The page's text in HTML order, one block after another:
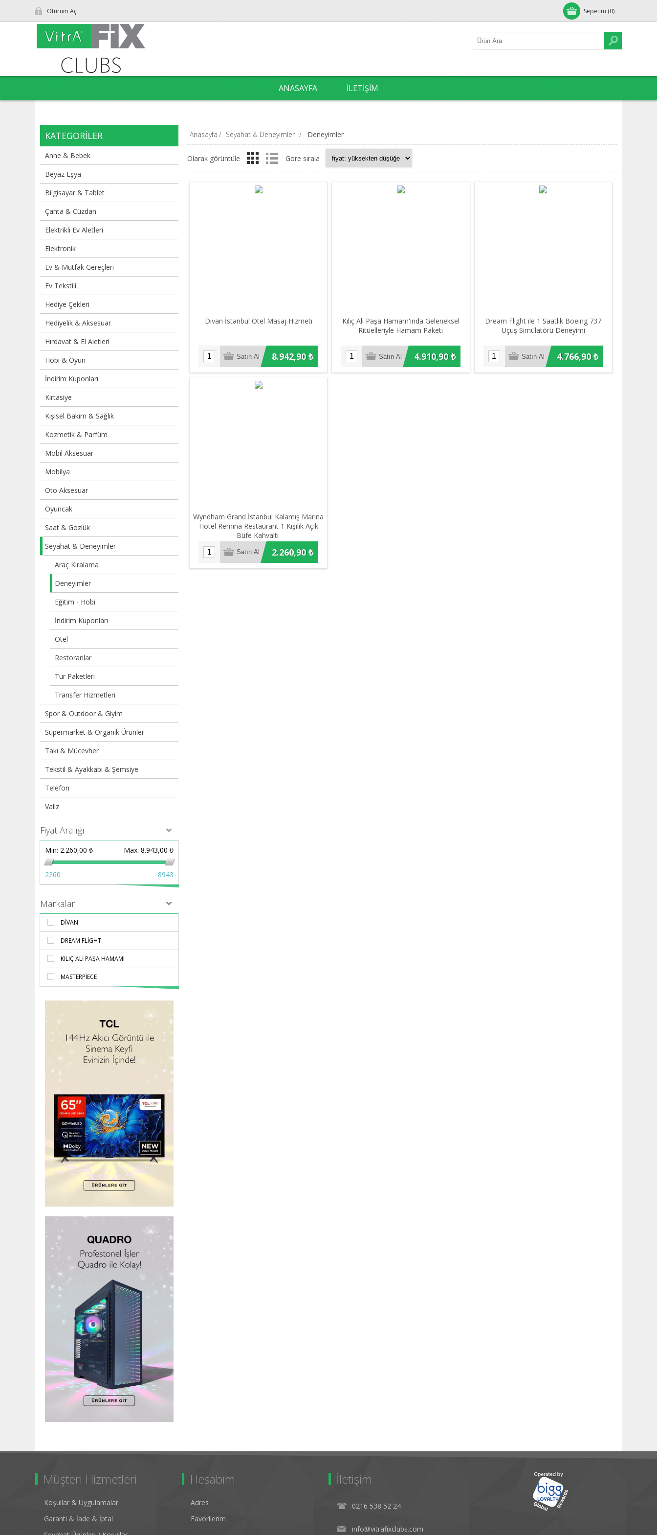
Sepetim (0)
Oturum Aç
ANASAYFA İLETIŞIM
KATEGORILER
Anne & Bebek
Beyaz Eşya
Bilgisayar & Tablet
Çanta & Cüzdan
Elektrikli Ev Aletleri
Elektronik
Ev & Mutfak Gereçleri
Ev Tekstili
Hediye Çekleri
Hediyelik & Aksesuar
Hırdavat & El Aletleri
Hobi & Oyun
İndirim Kuponları
Kırtasiye
Kişisel Bakım & Sağlık
Kozmetik & Parfüm
Mobil Aksesuar
Mobilya
Oto Aksesuar
Oyuncak
Saat & Gözlük
Seyahat & Deneyimler
Araç Kiralama
Deneyimler
Eğitim - Hobi
İndirim Kuponları
Otel
Restoranlar
Tur Paketleri
Transfer Hizmetleri
Spor & Outdoor & Giyim
Süpermarket & Organik Ürünler
Takı & Mücevher
Tekstil & Ayakkabı & Şemsiye
Telefon
Valiz
Fiyat Aralığı
Min: 2.260,00 ₺ Max: 8.943,00 ₺
2260 8943
Markalar
DIVAN
DREAM FLIGHT
KILIÇ ALI PAŞA HAMAMI
MASTERPIECE
Anasayfa / Seyahat & Deneyimler / Deneyimler
Olarak görüntüle Göre sırala
Divan İstanbul Otel Masaj Hizmeti
8.942,90 ₺
Kılıç Ali Paşa Hamam'ında Geleneksel
Ritüelleriyle Hamam Paketi
4.910,90 ₺
Dream Flight ile 1 Saatlik Boeing 737
Uçuş Simülatörü Deneyimi
4.766,90 ₺
Wyndham Grand İstanbul Kalamış Marina
Hotel Remina Restaurant 1 Kişilik Açık
Büfe Kahvaltı
2.260,90 ₺
Müşteri Hizmetleri
Koşullar & Uygulamalar
Garanti & İade & İptal
Hesabım
Adres
Favorilerim
İletişim
0216 538 52 24
info@vitrafixclubs.com